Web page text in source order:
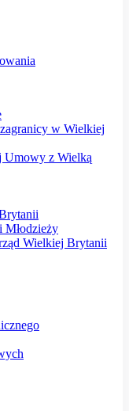
w Wielkiej
Umowy z Wielką
Młodzieży
Wielkiej Brytanii